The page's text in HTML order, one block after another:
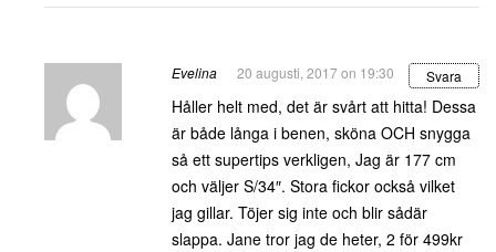
Evelina 20 augusti, 2017 on 19:30 Svara
Håller helt med, det är svårt att hitta! Dessa
är både långa i benen, sköna OCH snygga
så ett supertips verkligen, Jag är 177 cm
och väljer S/34″. Stora fickor också vilket
jag gillar. Töjer sig inte och blir sådär
slappa. Jane tror jag de heter, 2 för 499kr